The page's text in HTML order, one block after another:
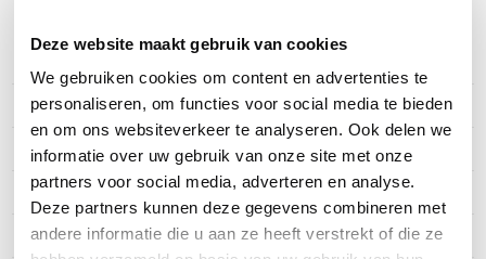
Deze website maakt gebruik van cookies
We gebruiken cookies om content en advertenties te
personaliseren, om functies voor social media te bieden
en om ons websiteverkeer te analyseren. Ook delen we
informatie over uw gebruik van onze site met onze
partners voor social media, adverteren en analyse.
Deze partners kunnen deze gegevens combineren met
andere informatie die u aan ze heeft verstrekt of die ze
Merk TP-Link
Artikelnummer ES210X-M2
EAN 1210002600743
Aantal LAN poorten 8